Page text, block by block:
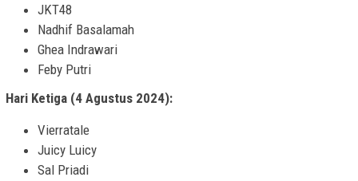
JKT48
Nadhif Basalamah
Ghea Indrawari
Feby Putri
Hari Ketiga (4 Agustus 2024):
Vierratale
Juicy Luicy
Sal Priadi